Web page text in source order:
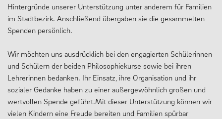
Hintergründe unserer Unterstützung unter anderem für Familien
im Stadtbezirk. Anschließend übergaben sie die gesammelten
Spenden persönlich.
Wir möchten uns ausdrücklich bei den engagierten Schülerinnen
und Schülern der beiden Philosophiekurse sowie bei ihren
Lehrerinnen bedanken. Ihr Einsatz, ihre Organisation und ihr
sozialer Gedanke haben zu einer außergewöhnlich großen und
wertvollen Spende geführt.Mit dieser Unterstützung können wir
vielen Kindern eine Freude bereiten und Familien spürbar